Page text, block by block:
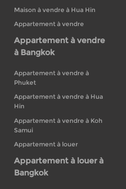
Maison à vendre à Hua Hin
Appartement à vendre
Appartement à vendre
à Bangkok
Appartement à vendre à
Phuket
Appartement à vendre à Hua
Hin
Appartement à vendre à Koh
Samui
Appartement à louer
Appartement à louer à
Bangkok